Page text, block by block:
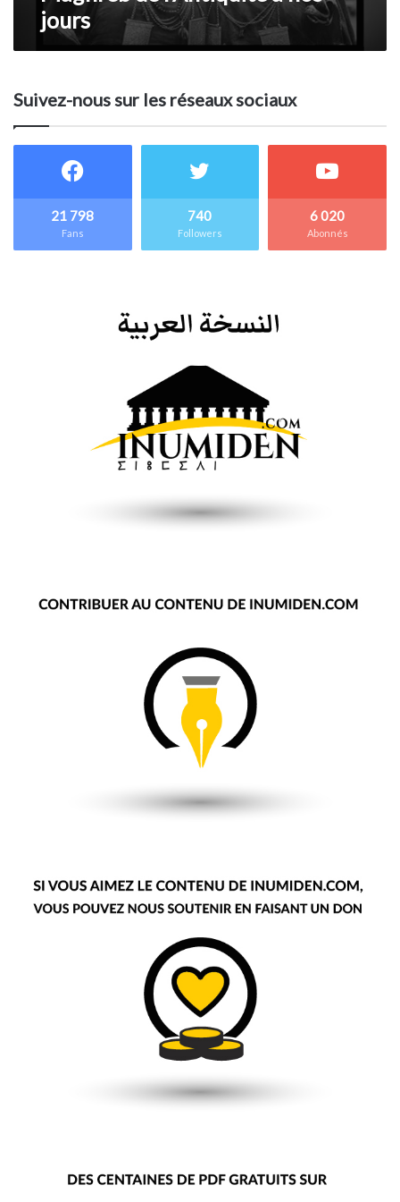
joursjours
Suivez-nous sur les réseaux sociaux
21 798
Fans
740
Followers
6 020
Abonnés